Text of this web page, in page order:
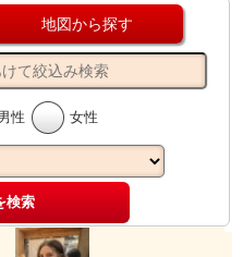
地図から探す
性 女性
検索